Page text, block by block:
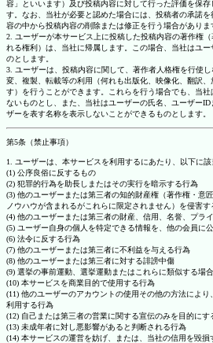
容」といいます）及び投稿内容に対して行った評価を保
す。なお、当社が必要と認めた場合には、投稿者の承諾
容の中から投稿内容の削除または修正を行う場合がありま
2. ユーザーが本サービス上に投稿した投稿内容の著作権
れる権利）は、当社に帰属します。この場合、当社はユ
のとします。
3. ユーザーは、投稿内容に関して、著作者人格権を行使
変、複製、転載等の利用（何れも出版化、映像化、翻訳
す）を行うことができます。これらを行う場合でも、当
ないものとし、また、当社はユーザーの氏名、ユーザー
ザーを表す名称を表示しないことができるものとします。
第5条（禁止事項）
1. ユーザーは、本サービスを利用するにあたり、以下に該
(1) 公序良俗に反するもの
(2) 犯罪的行為を助長しまたはその実行を暗示する行為
(3) 他のユーザーまたは第三者の知的財産権（著作権・意
ノウハウが含まれるがこれらに限定されません）を侵害す
(4) 他のユーザーまたは第三者の財産、信用、名誉、プラ
(5) ユーザー自身の個人を特定できる情報を、他の会員に
(6) 法令に反する行為
(7) 他のユーザーまたは第三者に不利益を与える行為
(8) 他のユーザーまたは第三者に対する誹謗中傷
(9) 選挙の事前運動、選挙運動またはこれらに類似する場
(10) 本サービスを商業目的で使用する行為
(11) 他のユーザーのアカウントの使用その他の方法によ
利用する行為
(12) 自己または第三者の営業に関する宣伝のみを目的にす
(13) 未成年者に対し悪影響があると判断される行為
(14) 本サービスの運営を妨げ、または、当社の信用を毀損